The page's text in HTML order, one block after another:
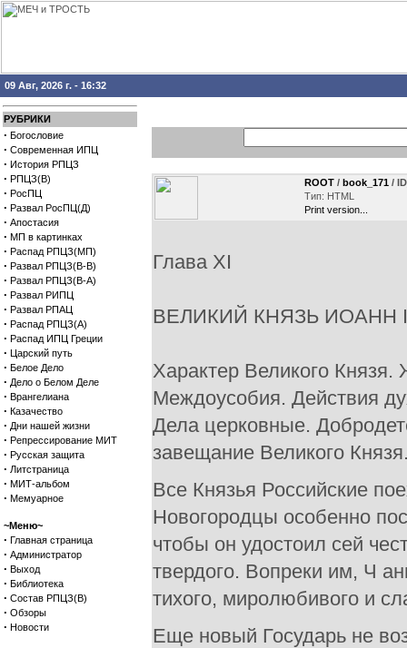
09 Авг, 2026 г. - 16:32
РУБРИКИ
· Богословие
· Современная ИПЦ
· История РПЦЗ
· РПЦЗ(В)
· РосПЦ
· Развал РосПЦ(Д)
· Апостасия
· МП в картинках
· Распад РПЦЗ(МП)
· Развал РПЦЗ(В-В)
· Развал РПЦЗ(В-А)
· Развал РИПЦ
· Развал РПАЦ
· Распад РПЦЗ(А)
· Распад ИПЦ Греции
· Царский путь
· Белое Дело
· Дело о Белом Деле
· Врангелиана
· Казачество
· Дни нашей жизни
· Репрессирование МИТ
· Русская защита
· Литстраница
· МИТ-альбом
· Мемуарное
~Меню~
· Главная страница
· Администратор
· Выход
· Библиотека
· Состав РПЦЗ(В)
· Обзоры
· Новости
ROOT / book_171 /
Тип: HTML
Print version...
Глава XI
ВЕЛИКИЙ КНЯЗЬ ИОАНН
Характер Великого
Междоусобия. Действия
Дела церковные.
завещание Великого
Все Князья Российские
Новогородцы особенно
чтобы он удостоил сей
твердого. Вопреки им, Ч
тихого, миролюбивого и
Еще новый Государь не